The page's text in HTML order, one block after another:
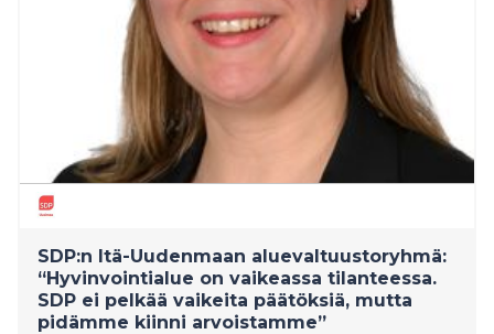
SDP:n Itä-Uudenmaan aluevaltuustoryhmä:
“Hyvinvointialue on vaikeassa tilanteessa.
SDP ei pelkää vaikeita päätöksiä, mutta
pidämme kiinni arvoistamme”